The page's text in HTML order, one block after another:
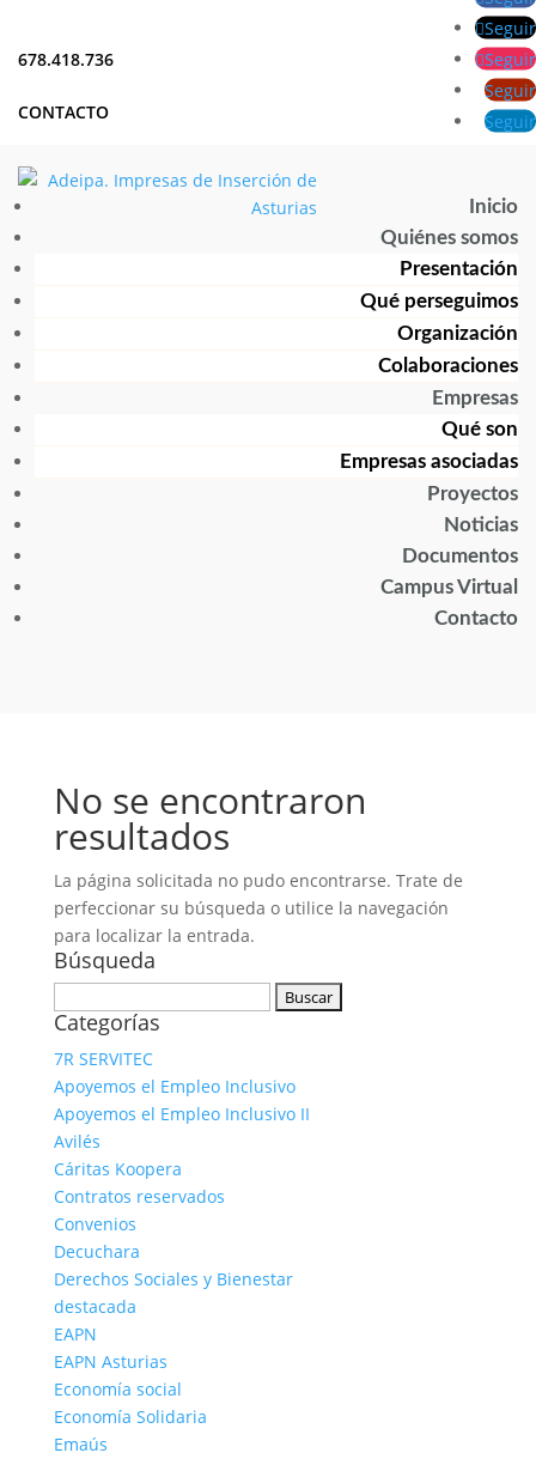
678.418.736
CONTACTO
Seguir
Seguir
Seguir
Seguir
Inicio
Quiénes somos
Presentación
Qué perseguimos
Organización
Colaboraciones
Empresas
Qué son
Empresas asociadas
Proyectos
Noticias
Documentos
Campus Virtual
Contacto
No se encontraron
resultados
La página solicitada no pudo encontrarse. Trate de
perfeccionar su búsqueda o utilice la navegación
para localizar la entrada.
Búsqueda
Categorías
7R SERVITEC
Apoyemos el Empleo Inclusivo
Apoyemos el Empleo Inclusivo II
Avilés
Cáritas Koopera
Contratos reservados
Convenios
Decuchara
Derechos Sociales y Bienestar
destacada
EAPN
EAPN Asturias
Economía social
Economía Solidaria
Emaús